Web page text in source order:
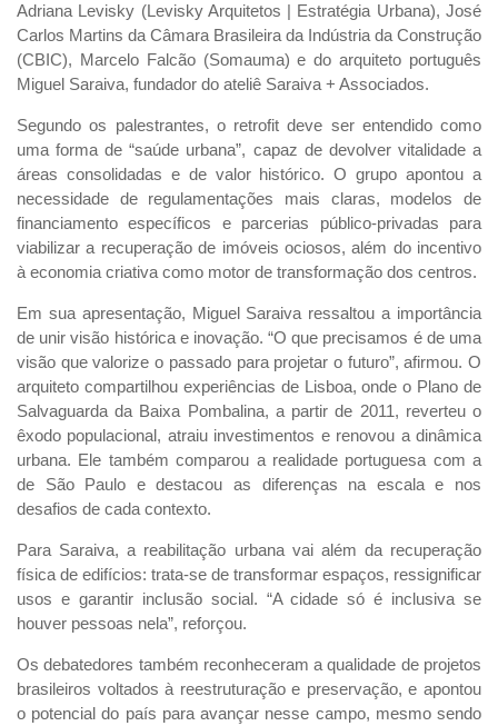
Adriana Levisky (Levisky Arquitetos | Estratégia Urbana), José
Carlos Martins da Câmara Brasileira da Indústria da Construção
(CBIC), Marcelo Falcão (Somauma) e do arquiteto português
Miguel Saraiva, fundador do ateliê Saraiva + Associados.
Segundo os palestrantes, o retrofit deve ser entendido como
uma forma de “saúde urbana”, capaz de devolver vitalidade a
áreas consolidadas e de valor histórico. O grupo apontou a
necessidade de regulamentações mais claras, modelos de
financiamento específicos e parcerias público-privadas para
viabilizar a recuperação de imóveis ociosos, além do incentivo
à economia criativa como motor de transformação dos centros.
Em sua apresentação, Miguel Saraiva ressaltou a importância
de unir visão histórica e inovação. “O que precisamos é de uma
visão que valorize o passado para projetar o futuro”, afirmou. O
arquiteto compartilhou experiências de Lisboa, onde o Plano de
Salvaguarda da Baixa Pombalina, a partir de 2011, reverteu o
êxodo populacional, atraiu investimentos e renovou a dinâmica
urbana. Ele também comparou a realidade portuguesa com a
de São Paulo e destacou as diferenças na escala e nos
desafios de cada contexto.
Para Saraiva, a reabilitação urbana vai além da recuperação
física de edifícios: trata-se de transformar espaços, ressignificar
usos e garantir inclusão social. “A cidade só é inclusiva se
houver pessoas nela”, reforçou.
Os debatedores também reconheceram a qualidade de projetos
brasileiros voltados à reestruturação e preservação, e apontou
o potencial do país para avançar nesse campo, mesmo sendo